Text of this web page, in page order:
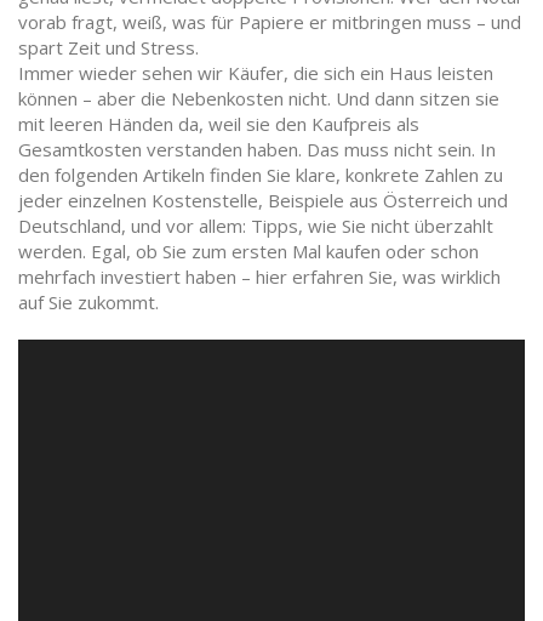
vorab fragt, weiß, was für Papiere er mitbringen muss – und
spart Zeit und Stress.
Immer wieder sehen wir Käufer, die sich ein Haus leisten
können – aber die Nebenkosten nicht. Und dann sitzen sie
mit leeren Händen da, weil sie den Kaufpreis als
Gesamtkosten verstanden haben. Das muss nicht sein. In
den folgenden Artikeln finden Sie klare, konkrete Zahlen zu
jeder einzelnen Kostenstelle, Beispiele aus Österreich und
Deutschland, und vor allem: Tipps, wie Sie nicht überzahlt
werden. Egal, ob Sie zum ersten Mal kaufen oder schon
mehrfach investiert haben – hier erfahren Sie, was wirklich
auf Sie zukommt.